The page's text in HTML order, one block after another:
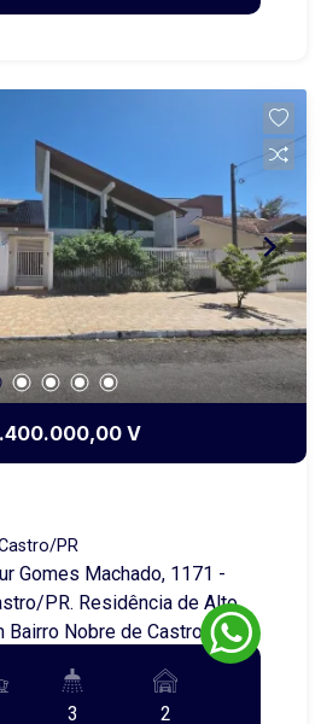
espaçosa e planejada será
toda na laje e com grades
unindo praticidade e
as flores encantam e as
a desacelerar e
ar livre. Um imóvel pronto
histórias - a sua.
V
PR
Gomes Machado, 1171 -
de Alto
Bairro Nobre de Castro
excepcional, localizado
valorizados de Castro,
conforto, elegância e
3 2